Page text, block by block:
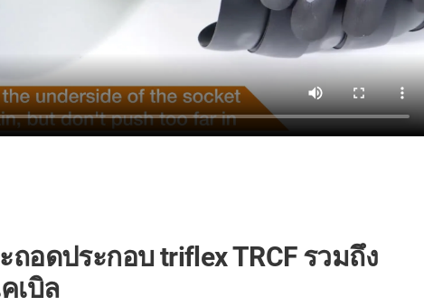
ถอดประกอบ triflex TRCF รวมถึง
เบิล